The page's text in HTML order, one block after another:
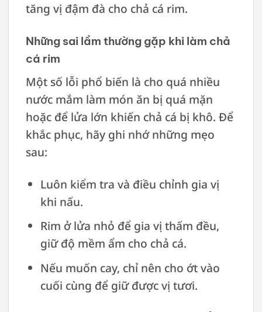
tăng vị đậm đà cho chả cá rim.
Những sai lầm thường gặp khi làm chả
cá rim
Một số lỗi phổ biến là cho quá nhiều
nước mắm làm món ăn bị quá mặn
hoặc để lửa lớn khiến chả cá bị khô. Để
khắc phục, hãy ghi nhớ những mẹo
sau:
Luôn kiểm tra và điều chỉnh gia vị
khi nấu.
Rim ở lửa nhỏ để gia vị thấm đều,
giữ độ mềm ẩm cho chả cá.
Nếu muốn cay, chỉ nên cho ớt vào
cuối cùng để giữ được vị tươi.